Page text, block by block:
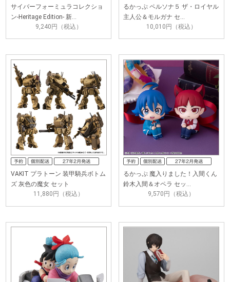
サイバーフォーミュラコレクショ
ン-Heritage Edition- 新…
9,240円（税込）
るかっぷ ペルソナ５ ザ・ロイヤル
主人公＆モルガナ セ…
10,010円（税込）
VAKIT プラトーン 装甲騎兵ボトム
ズ 灰色の魔女 セット
11,880円（税込）
るかっぷ 魔入りました！入間くん
鈴木入間＆オペラ セッ…
9,570円（税込）